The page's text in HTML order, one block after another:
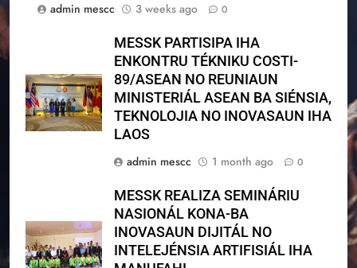
admin mescc
3 weeks ago 0
MESSK PARTISIPA IHA
ENKONTRU TÉKNIKU COSTI-
89/ASEAN NO REUNIAUN
MINISTERIÁL ASEAN BA SIÉNSIA,
TEKNOLOJIA NO INOVASAUN IHA
LAOS
admin mescc
1 month ago 0
MESSK REALIZA SEMINÁRIU
NASIONÁL KONA-BA
INOVASAUN DIJITÁL NO
INTELEJÉNSIA ARTIFISIÁL IHA